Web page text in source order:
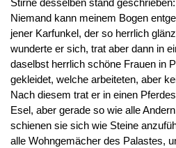
Stirne desselben stand
Niemand kann meinem Bogen
jener Karfunkel, der so herrlich
wunderte er sich, trat aber dann in
daselbst herrlich schöne Frauen in
gekleidet, welche arbeiteten, aber
Nach diesem trat er in einen
Esel, aber gerade so wie alle
schienen sie sich wie Steine
alle Wohngemächer des Palastes,